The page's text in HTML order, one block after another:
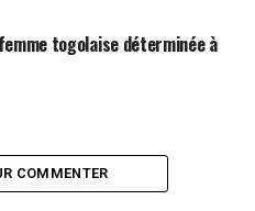
togolaise déterminée à
COMMENTER